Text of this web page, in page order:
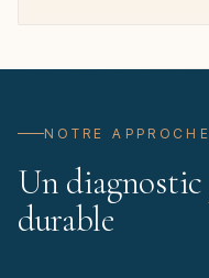
NOTRE APPROCHE
Un diagnostic
durable